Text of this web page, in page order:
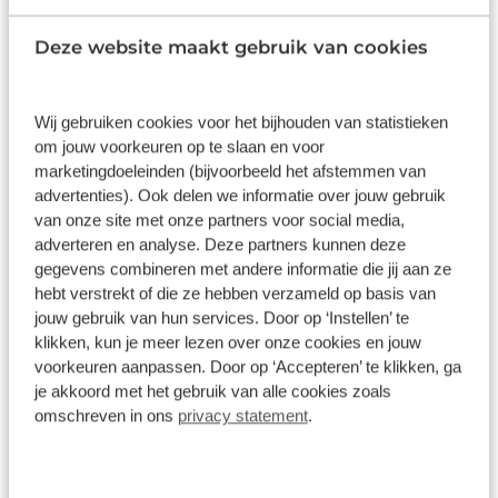
Deze website maakt gebruik van cookies
Wij gebruiken cookies voor het bijhouden van statistieken
om jouw voorkeuren op te slaan en voor
marketingdoeleinden (bijvoorbeeld het afstemmen van
advertenties). Ook delen we informatie over jouw gebruik
van onze site met onze partners voor social media,
adverteren en analyse. Deze partners kunnen deze
gegevens combineren met andere informatie die jij aan ze
hebt verstrekt of die ze hebben verzameld op basis van
jouw gebruik van hun services. Door op ‘Instellen’ te
klikken, kun je meer lezen over onze cookies en jouw
voorkeuren aanpassen. Door op ‘Accepteren’ te klikken, ga
je akkoord met het gebruik van alle cookies zoals
omschreven in ons privacy statement.
Met de hulp van vier camera's, biedt de 360 graden
bijzonder nuttig is bij het parkeren en
manoeuvreren. Met adaptive cruise control houdt
deze auto automatisch afstand tot uw voorligger.
Zoals u van zo'n jonge auto mag verwachten, zijn
hier ook de geavanceerde remote services
aanwezig. Simpelweg met een app op uw
smartphone controleert u op afstand de status van
de auto en bedient u diverse functies. Qua
muziekbeleving onderweg gaat deze auto ook een
stevige stap verder dankzij het high performance
audiosysteem. Met dashboard met
spraakbediening, full map navigatiesysteem,
automatische airconditioning, draadloos opladen,
Wat klanten over ons zeggen
9,1 11237 reviews
5 8882 reviews
4 1680 reviews
3 295 reviews